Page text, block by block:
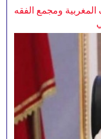
المغربية ومجمع الفقه